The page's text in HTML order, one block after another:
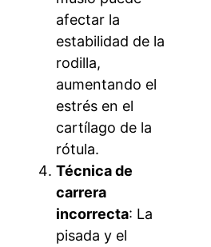
afectar la
estabilidad de la
rodilla,
aumentando el
estrés en el
cartílago de la
rótula.
Técnica de
carrera
incorrecta: La
pisada y el